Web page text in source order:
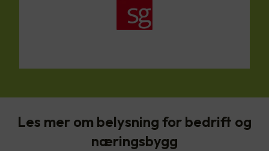
Les mer om belysning for bedrift og
næringsbygg